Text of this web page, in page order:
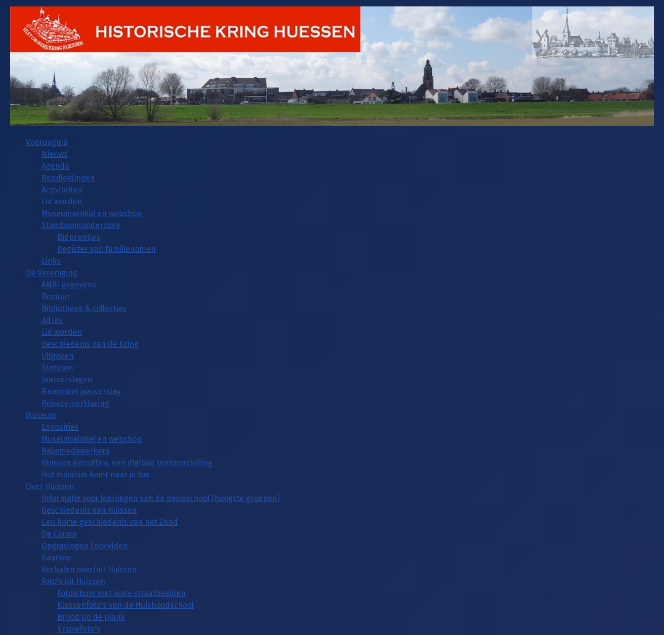
Voorpagina
Nieuws
Agenda
Rondleidingen
Activiteiten
Lid worden
Museumwinkel en webshop
Stamboomonderzoek
Bidprentjes
Register van familienamen
Links
De Vereniging
ANBI gegevens
Bestuur
Bibliotheek & collecties
Adres
Lid worden
Geschiedenis van de Kring
Uitgaven
Statuten
Jaarverslagen
Financiëel jaarverslag
Privacy-verklaring
Museum
Exposities
Museumwinkel en webshop
Baliemedewerkers
Huissen getroffen, een digitale tentoonstelling
Het museum komt naar je toe
Over Huissen
Informatie voor leerlingen van de basisschool (hoogste groepen)
Geschiedenis van Huissen
Een korte geschiedenis van het Zand
De Canon
Opgravingen Loovelden
Kaarten
Verhalen over/uit Huissen
Foto's uit Huissen
Fotoalbum met oude straatbeelden
Klassenfoto's van de Huishoudschool
Brood op de plank
Trouwfoto's